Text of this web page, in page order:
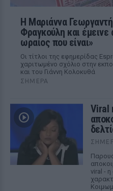
Η Μαριάννα
Φραγκούλη και
ωραίος που είναι»
Οι τίτλοι της εφημερίδας
χαριτωμένο σχόλιο στην
και του Γιάννη Κολοκυθά
ΣΉΜΕΡΑ
Viral
viral -